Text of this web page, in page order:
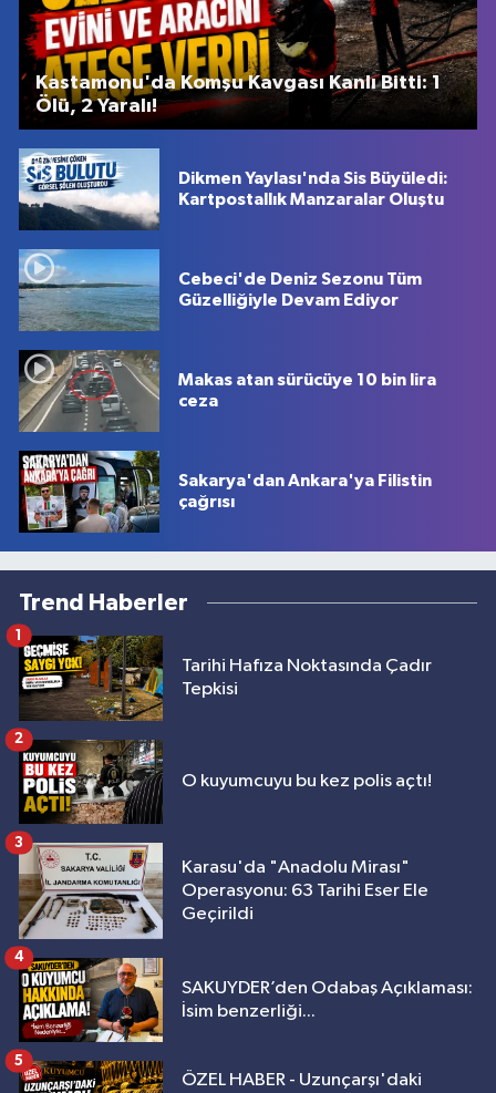
Kastamonu'da Komşu Kavgası Kanlı Bitti: 1
Ölü, 2 Yaralı!
Dikmen Yaylası'nda Sis Büyüledi:
Kartpostallık Manzaralar Oluştu
Cebeci'de Deniz Sezonu Tüm
Güzelliğiyle Devam Ediyor
Makas atan sürücüye 10 bin lira
ceza
Sakarya'dan Ankara'ya Filistin
çağrısı
Trend Haberler
Tarihi Hafıza Noktasında Çadır
Tepkisi
1
O kuyumcuyu bu kez polis açtı!
2
Karasu'da "Anadolu Mirası"
Operasyonu: 63 Tarihi Eser Ele
Geçirildi
3
SAKUYDER’den Odabaş Açıklaması:
İsim benzerliği...
4
ÖZEL HABER - Uzunçarşı'daki
5